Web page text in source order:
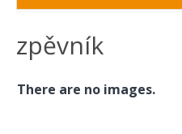
zpěvník
There are no images.